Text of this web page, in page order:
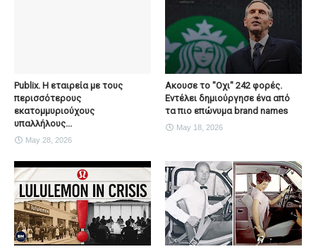
Publix. Η εταιρεία με τους
περισσότερους
εκατομμυριούχους
υπαλλήλους...
May 28, 2026
Ακουσε το "Οχι" 242 φορές.
Εντέλει δημιούργησε ένα από
τα πιο επώνυμα brand names
May 18, 2026